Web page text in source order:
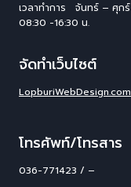
เวลาทำการ จันทร์ – ศุกร์
08:30 -16:30 น.
จัดทำเว็บไซต์
LopburiWebDesign.com
โทรศัพท์/โทรสาร
036-771423 / –